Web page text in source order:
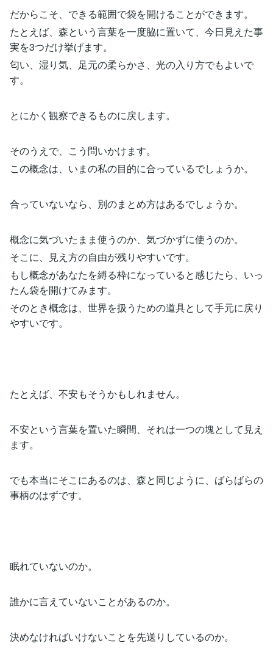
だからこそ、できる範囲で袋を開けることができます。
たとえば、森という言葉を一度脇に置いて、今日見えた事
実を3つだけ挙げます。
匂い、湿り気、足元の柔らかさ、光の入り方でもよいで
す。
とにかく観察できるものに戻します。
そのうえで、こう問いかけます。
この概念は、いまの私の目的に合っているでしょうか。
合っていないなら、別のまとめ方はあるでしょうか。
概念に気づいたまま使うのか、気づかずに使うのか。
そこに、見え方の自由が残りやすいです。
もし概念があなたを縛る枠になっていると感じたら、いっ
たん袋を開けてみます。
そのとき概念は、世界を扱うための道具として手元に戻り
やすいです。
たとえば、不安もそうかもしれません。
不安という言葉を置いた瞬間、それは一つの塊として見え
ます。
でも本当にそこにあるのは、森と同じように、ばらばらの
事柄のはずです。
眠れていないのか。
誰かに言えていないことがあるのか。
決めなければいけないことを先送りしているのか。